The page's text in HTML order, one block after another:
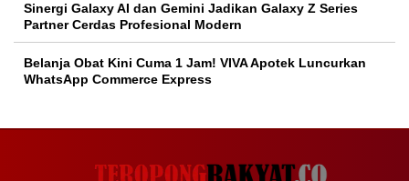
Sinergi Galaxy AI dan Gemini Jadikan Galaxy Z Series
Partner Cerdas Profesional Modern
Belanja Obat Kini Cuma 1 Jam! VIVA Apotek Luncurkan
WhatsApp Commerce Express